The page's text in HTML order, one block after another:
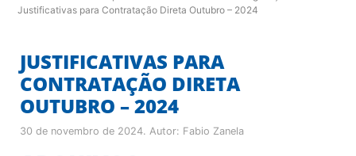
Justificativas para Contratação Direta Outubro – 2024
JUSTIFICATIVAS PARA
CONTRATAÇÃO DIRETA
OUTUBRO – 2024
30 de novembro de 2024. Autor: Fabio Zanela